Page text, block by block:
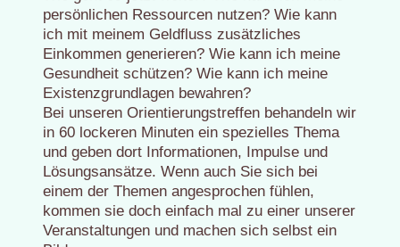
persönlichen Ressourcen nutzen? Wie kann
ich mit meinem Geldfluss zusätzliches
Einkommen generieren? Wie kann ich meine
Gesundheit schützen? Wie kann ich meine
Existenzgrundlagen bewahren?
Bei unseren Orientierungstreffen behandeln wir
in 60 lockeren Minuten ein spezielles Thema
und geben dort Informationen, Impulse und
Lösungsansätze. Wenn auch Sie sich bei
einem der Themen angesprochen fühlen,
kommen sie doch einfach mal zu einer unserer
Veranstaltungen und machen sich selbst ein